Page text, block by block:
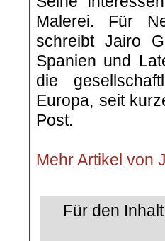
Malerei. Für
schreibt Jairo
Spanien und
die
Europa, seit
Post.
Mehr Artikel von
Für den